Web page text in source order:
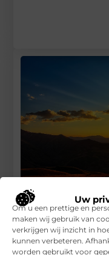
Uw
Om u een prettige en
maken wij gebruik van
verkrijgen wij inzicht in
kunnen verbeteren.
worden gebruikt voor
Beste